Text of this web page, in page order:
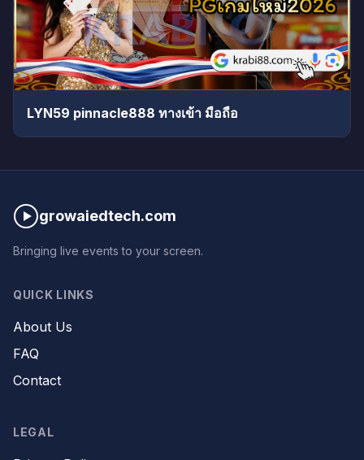
LYN59 pinnacle888 ทางเข้า มือถือ
growaiedtech.com
Bringing live events to your screen.
QUICK LINKS
About Us
FAQ
Contact
LEGAL